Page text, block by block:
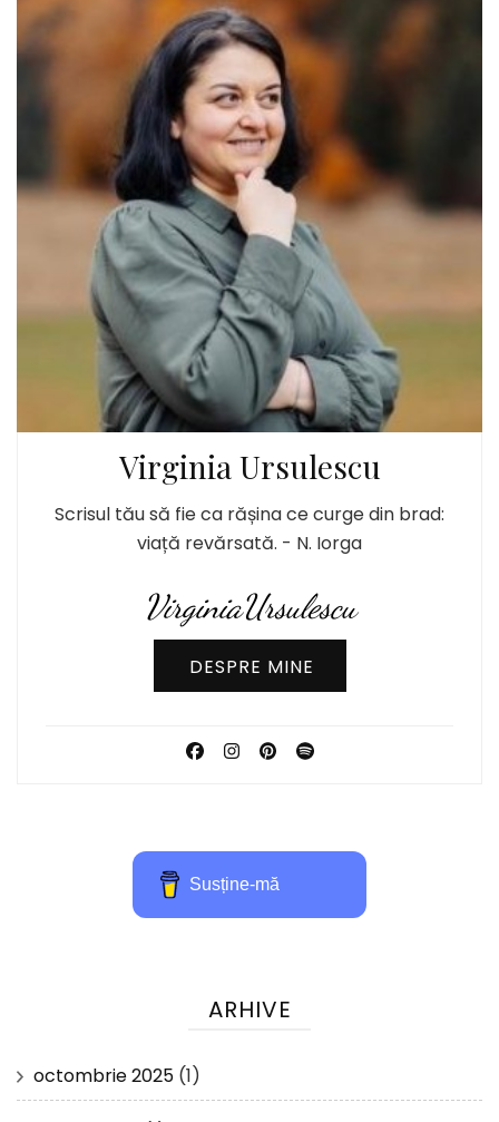
Virginia Ursulescu
Scrisul tău să fie ca rășina ce curge din brad:
viață revărsată. - N. Iorga
VirginiaUrsulescu
DESPRE MINE
Susține-mă
ARHIVE
octombrie 2025 (1)